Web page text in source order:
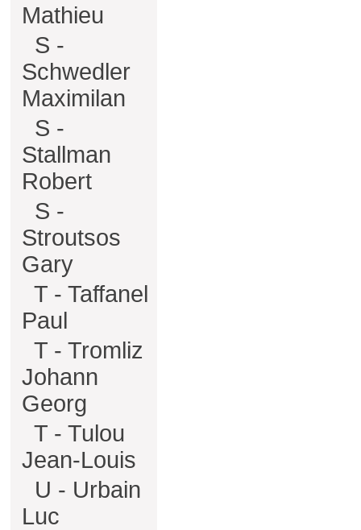
Mathieu
S -
Schwedler
Maximilan
S -
Stallman
Robert
S -
Stroutsos
Gary
T - Taffanel
Paul
T - Tromliz
Johann
Georg
T - Tulou
Jean-Louis
U - Urbain
Luc